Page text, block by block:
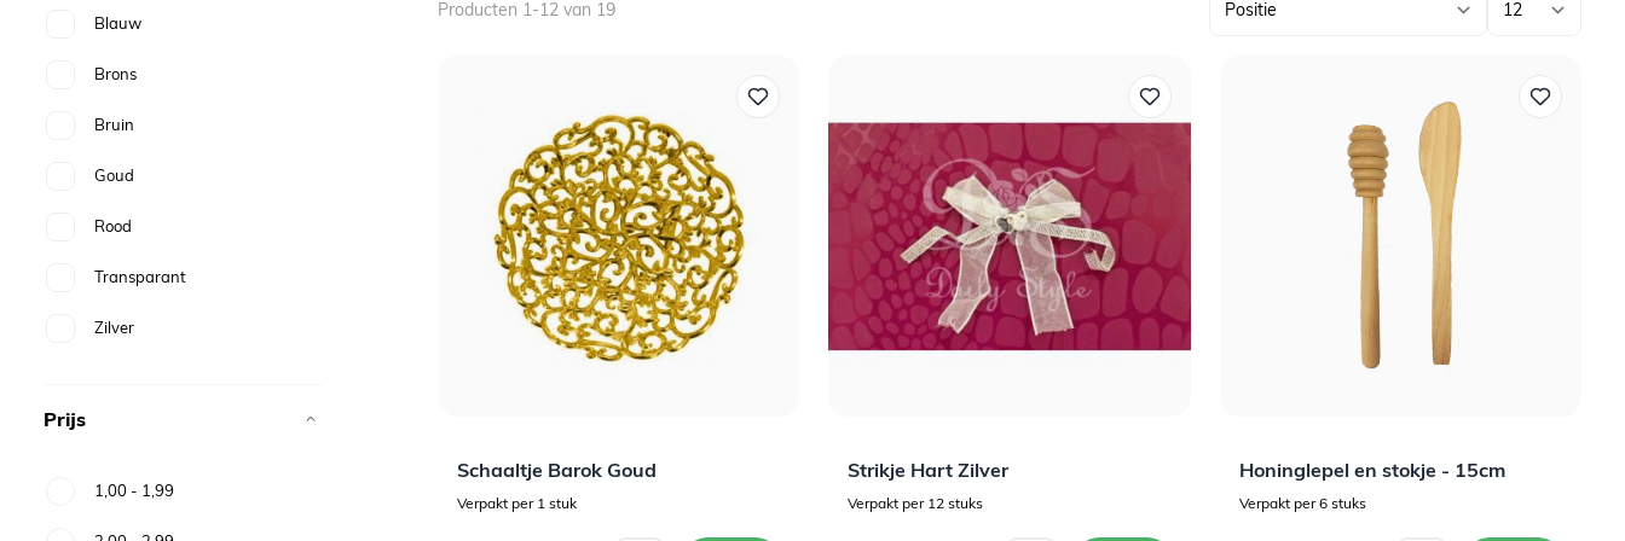
Blauw
Brons
Bruin
Goud
Rood
Transparant
Zilver
Prijs
1,00 - 1,99
Producten 1-12 van 19
Schaaltje Barok Goud
Verpakt per 1 stuk
Strikje Hart Zilver
Verpakt per 12 stuks
Honinglepel en stokje - 15cm
Verpakt per 6 stuks